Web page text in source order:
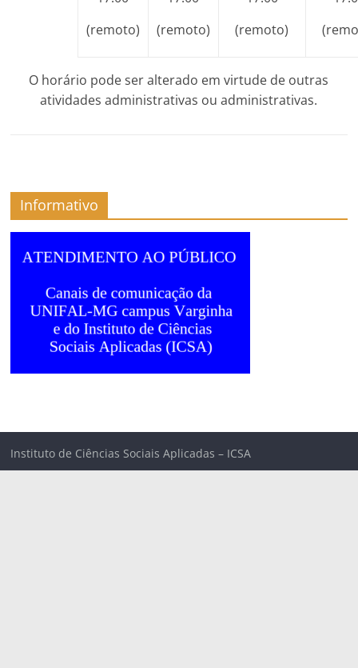
(remoto)
(remoto)
(remoto)
O horário pode ser alterado em virtude de outras
atividades administrativas ou administrativas.
Informativo
Instituto de Ciências Sociais Aplicadas – ICSA